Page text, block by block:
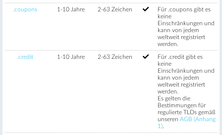
.coupons 1-10 Jahre 2-63 Zeichen
Für .coupons gibt es
keine
Einschränkungen und
kann von jedem
weltweit registriert
werden.
.credit 1-10 Jahre 2-63 Zeichen
Für .credit gibt es
keine
Einschränkungen und
kann von jedem
weltweit registriert
werden.
Es gelten die
Bestimmungen für
regulierte TLDs gemäß
unseren AGB (Anhang
1)